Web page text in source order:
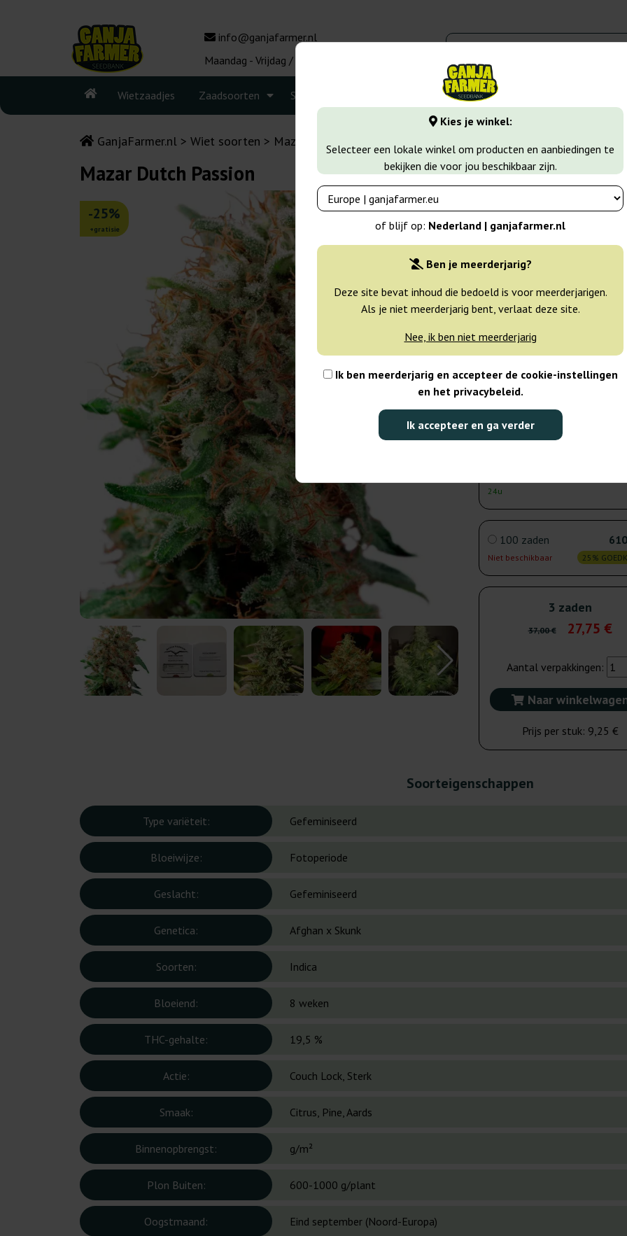
Kies je winkel:
Selecteer een lokale winkel om producten en aanbiedingen te
bekijken die voor jou beschikbaar zijn.
of blijf op: Nederland | ganjafarmer.nl
Ben je meerderjarig?
Deze site bevat inhoud die bedoeld is voor meerderjarigen.
Als je niet meerderjarig bent, verlaat deze site.
Nee, ik ben niet meerderjarig
Ik ben meerderjarig en accepteer de cookie-instellingen
en het privacybeleid.
Ik accepteer en ga verder
info@ganjafarmer.nl
Maandag - Vrijdag / 10:00 - 16:00
Wietzaadjes Zaadsoorten Seedbanks Meer
GanjaFarmer.nl Wiet soorten Mazar
Mazar Dutch Passion
-25%
+gratisie
Dutch Passion
3 zaden
Verzonden binnen
5 zaden
Verzonden binnen
24u
24u
100 zaden
Niet beschikbaar 25%
3 zaden
37,00 € 27,75 €
Aantal verpakkingen:
Naar
Prijs per stuk: 9,25 €
Soorteigenschappen
Type variëteit: Gefeminiseerd
Bloeiwijze: Fotoperiode
Geslacht: Gefeminiseerd
Genetica: Afghan x Skunk
Soorten: Indica
Bloeiend: 8 weken
THC-gehalte: 19,5 %
Actie: Couch Lock, Sterk
Smaak: Citrus, Pine, Aards
Binnenopbrengst: g/m²
Plon Buiten: 600-1000 g/plant
Oogstmaand: Eind september (Noord-Europa)